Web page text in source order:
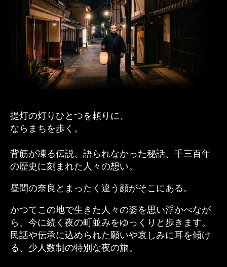
提灯の灯りひとつを頼りに、
ならまちを歩く。
背筋が凍る伝説、語られなかった秘話、千三百年
の歴史に刻まれた人々の想い。
昼間の奈良とまったく違う顔がそこにある。
かつてこの地で生きた人々の姿を思い浮かべなが
ら、今に続く夜の町並みをゆっくりと歩きます。
民話や伝承に込められた願いや哀しみに耳を傾け
る、少人数制の特別な夜の旅。